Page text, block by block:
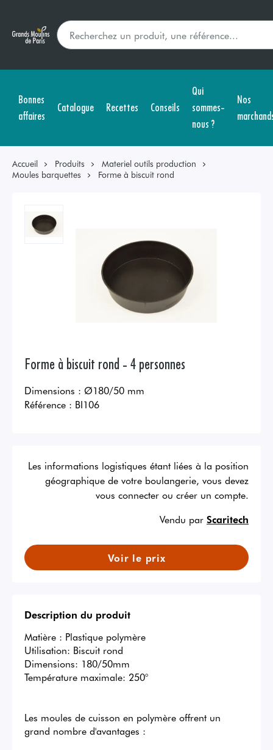
Bonnes
affaires
Catalogue Recettes Conseils
Qui
sommes-
nous ?
Nos
Accueil Produits
Materiel outils production
Moules barquettes
Forme à biscuit rond
Forme à biscuit rond - 4 personnes
Dimensions : Ø180/50 mm
Référence : BI106
Les informations logistiques étant liées à la position
géographique de votre boulangerie, vous devez
vous connecter ou créer un compte.
Vendu par Scaritech
Voir le prix
Description du produit
Matière : Plastique polymère
Utilisation: Biscuit rond
Dimensions: 180/50mm
Température maximale: 250°
Les moules de cuisson en polymère offrent un
grand nombre d'avantages :